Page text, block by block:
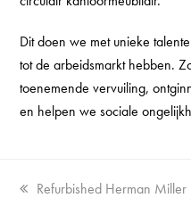
Dit doen we met unieke
tot de arbeidsmarkt hebben.
toenemende vervuiling,
en helpen we sociale
Vorige
Refurbished Herman Miller